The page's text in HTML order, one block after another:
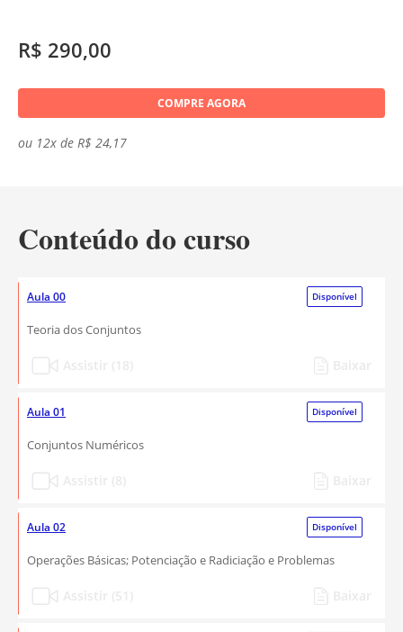
R$ 290,00
COMPRE AGORA
ou 12x de R$ 24,17
Conteúdo do curso
Aula 00 Disponível
Teoria dos Conjuntos
Aula 01 Disponível
Conjuntos Numéricos
Aula 02 Disponível
Operações Básicas; Potenciação e Radiciação e Problemas